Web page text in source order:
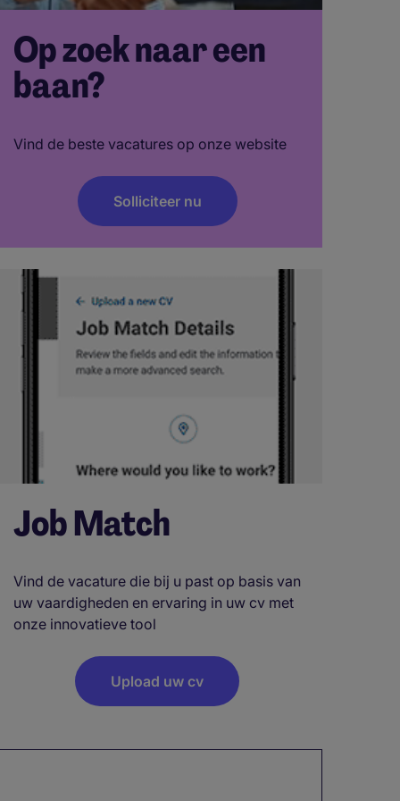
Op zoek naar een
baan?
Vind de beste vacatures op onze website
Solliciteer nu
Job Match
Vind de vacature die bij u past op basis van
uw vaardigheden en ervaring in uw cv met
onze innovatieve tool
Upload uw cv